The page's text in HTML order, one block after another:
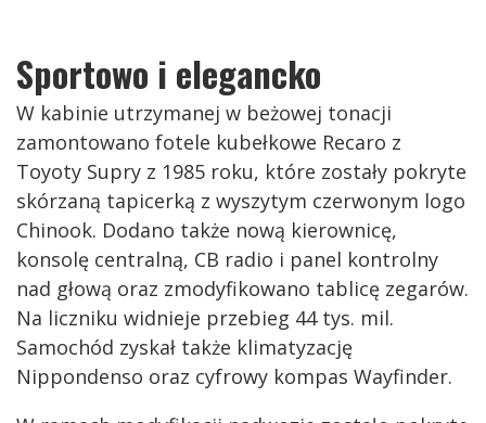
Sportowo i elegancko
W kabinie utrzymanej w beżowej tonacji
zamontowano fotele kubełkowe Recaro z
Toyoty Supry z 1985 roku, które zostały pokryte
skórzaną tapicerką z wyszytym czerwonym logo
Chinook. Dodano także nową kierownicę,
konsolę centralną, CB radio i panel kontrolny
nad głową oraz zmodyfikowano tablicę zegarów.
Na liczniku widnieje przebieg 44 tys. mil.
Samochód zyskał także klimatyzację
Nippondenso oraz cyfrowy kompas Wayfinder.